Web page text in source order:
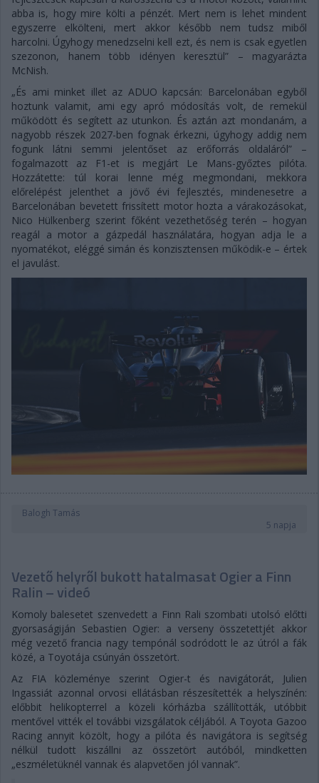
abba is, hogy mire költi a pénzét. Mert nem is lehet mindent
egyszerre elkölteni, mert akkor később nem tudsz miből
harcolni. Úgyhogy menedzselni kell ezt, és nem is csak egyetlen
szezonon, hanem több idényen keresztül” – magyarázta
McNish.
„És ami minket illet az ADUO kapcsán: Barcelonában egyből
hoztunk valamit, ami egy apró módosítás volt, de remekül
működött és segített az utunkon. És aztán azt mondanám, a
nagyobb részek 2027-ben fognak érkezni, úgyhogy addig nem
fogunk látni semmi jelentőset az erőforrás oldaláról” –
fogalmazott az F1-et is megjárt Le Mans-győztes pilóta.
Hozzátette: túl korai lenne még megmondani, mekkora
előrelépést jelenthet a jövő évi fejlesztés, mindenesetre a
Barcelonában bevetett frissített motor hozta a várakozásokat,
Nico Hülkenberg szerint főként vezethetőség terén – hogyan
reagál a motor a gázpedál használatára, hogyan adja le a
nyomatékot, eléggé simán és konzisztensen működik-e – értek
el javulást.
Balogh Tamás
5 napja
Vezető helyről bukott hatalmasat Ogier a Finn
Ralin – videó
Komoly balesetet szenvedett a Finn Rali szombati utolsó előtti
gyorsaságiján Sebastien Ogier: a verseny összetettjét akkor
még vezető francia nagy tempónál sodródott le az útról a fák
közé, a Toyotája csúnyán összetört.
Az FIA közleménye szerint Ogier-t és navigátorát, Julien
Ingassiát azonnal orvosi ellátásban részesítették a helyszínén:
előbbit helikopterrel a közeli kórházba szállították, utóbbit
mentővel vitték el további vizsgálatok céljából. A Toyota Gazoo
Racing annyit közölt, hogy a pilóta és navigátora is segítség
nélkül tudott kiszállni az összetört autóból, mindketten
„eszméletüknél vannak és alapvetően jól vannak”.